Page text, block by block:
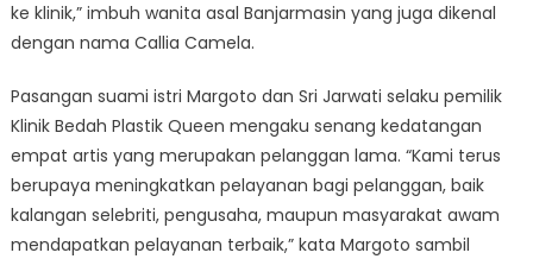
ke klinik,” imbuh wanita asal Banjarmasin yang juga dikenal
dengan nama Callia Camela.
Pasangan suami istri Margoto dan Sri Jarwati selaku pemilik
Klinik Bedah Plastik Queen mengaku senang kedatangan
empat artis yang merupakan pelanggan lama. “Kami terus
berupaya meningkatkan pelayanan bagi pelanggan, baik
kalangan selebriti, pengusaha, maupun masyarakat awam
mendapatkan pelayanan terbaik,” kata Margoto sambil